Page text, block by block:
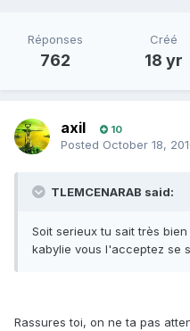
Réponses
762
Créé
18 yr
axil 10
Posted October 18,
TLEMCENARAB said:
Soit serieux tu sait très
kabylie vous l'acceptez se
Rassures toi, on ne ta pas